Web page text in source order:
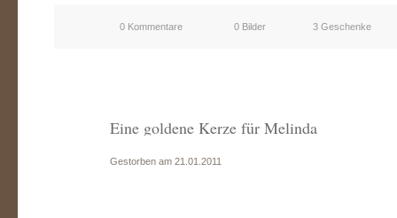
0 Kommentare 0 Bilder 3 Geschenke
Eine goldene Kerze für Melinda
Gestorben am 21.01.2011